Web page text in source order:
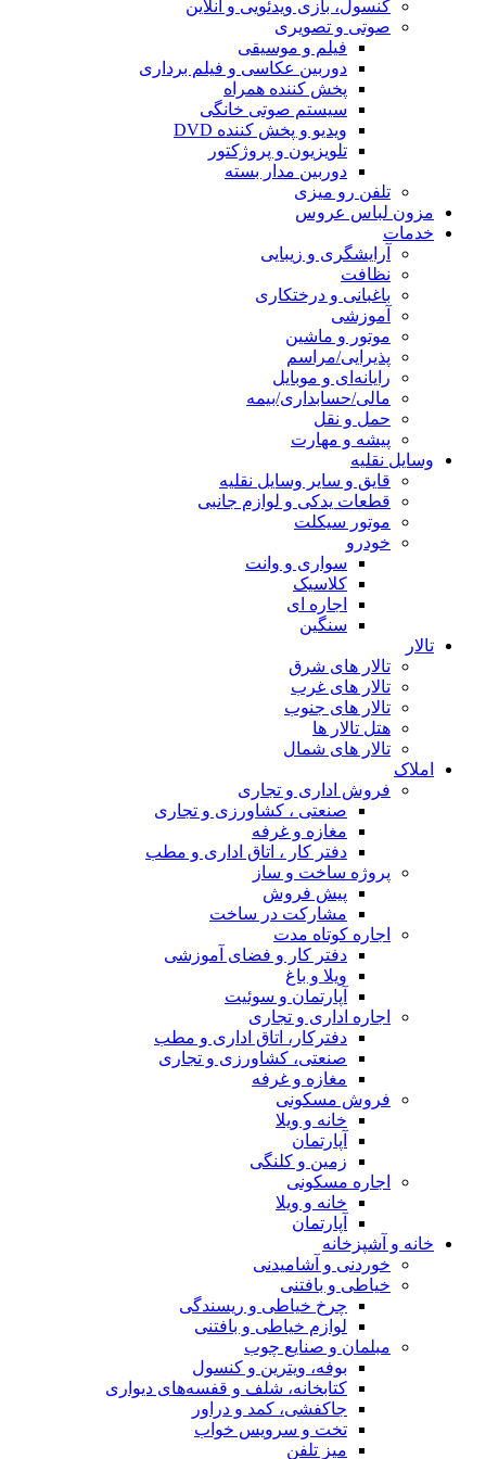
کنسول، بازی‌ ویدئویی و آنلاین
صوتی و تصویری
فیلم و موسیقی
دوربین عکاسی و فیلم برداری
پخش کننده همراه
سیستم صوتی خانگی
ویدیو و پخش کننده DVD
تلویزیون و پروژکتور
دوربین مدار بسته
تلفن رو میزی
مزون لباس عروس
خدمات
آرایشگری و زیبایی
نظافت
باغبانی و درختکاری
آموزشی
موتور و ماشین
پذیرایی/مراسم
رایانه‌ای و موبایل
مالی/حسابداری/بیمه
حمل و نقل
پیشه و مهارت
وسایل نقلیه
قایق و سایر وسایل نقلیه
قطعات یدکی و لوازم جانبی
موتور سیکلت
خودرو
سواری و وانت
کلاسیک
اجاره ای
سنگین
تالار
تالار های شرق
تالار های غرب
تالار های جنوب
هتل تالار ها
تالار های شمال
املاک
فروش اداری و تجاری
صنعتی ، کشاورزی و تجاری
مغازه و غرفه
دفتر کار ، اتاق اداری و مطب
پروژه ساخت و ساز
پیش فروش
مشارکت در ساخت
اجاره کوتاه مدت
دفتر کار و فضای آموزشی
ویلا و باغ
آپارتمان و سوئیت
اجاره اداری و تجاری
دفترکار، اتاق اداری و مطب
صنعتی، کشاورزی و تجاری
مغازه و غرفه
فروش مسکونی
خانه و ویلا
آپارتمان
زمین و کلنگی
اجاره مسکونی
خانه و ویلا
آپارتمان
خانه و آشپزخانه
خوردنی و آشامیدنی
خیاطی و بافتنی
چرخ خیاطی و ریسندگی
لوازم خیاطی و بافتنی
مبلمان و صنایع چوب
بوفه، ویترین و کنسول
کتابخانه، شلف و قفسه‌های دیواری
جاکفشی، کمد و دراور
تخت و سرویس خواب
میز تلفن